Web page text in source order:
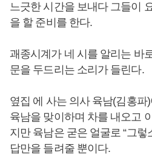
느긋한 시간을 보내다 그들이
을 할 준비를 한다.
괘종시계가 네 시를 알리는 바
문을 두드리는 소리가 들린다.
옆집 에 사는 의사 육남(김홍파
육남을 맞이하며 차를 내오고
지만 육남은 굳은 얼굴로 “그렇
답만을 들려줄 뿐이다.